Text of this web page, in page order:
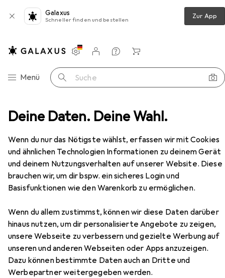
Deine Daten. Deine Wahl.
Wenn du nur das Nötigste wählst, erfassen wir mit Cookies
und ähnlichen Technologien Informationen zu deinem Gerät
und deinem Nutzungsverhalten auf unserer Website. Diese
brauchen wir, um dir bspw. ein sicheres Login und
Basisfunktionen wie den Warenkorb zu ermöglichen.
Wenn du allem zustimmst, können wir diese Daten darüber
hinaus nutzen, um dir personalisierte Angebote zu zeigen,
unsere Webseite zu verbessern und gezielte Werbung auf
unseren und anderen Webseiten oder Apps anzuzeigen.
Dazu können bestimmte Daten auch an Dritte und
Werbepartner weitergegeben werden.
Galaxus
Schneller finden und bestellen Zur App
Navigation nach Kategorien
Menü Suche
Einstellungen
Kundenkonto
Vergleichslisten
Merklisten
Warenkorb
Connect IT FOR HEALTH DOODLE (CMO-2705-DD)
EUR
25,90
Connect ITFOR HEALTH DOODLE
(CMO-2705-DD)
Kabellos
Zubehör für Connect IT FOR
HEALTH DOODLE (CMO-2705-
DD)